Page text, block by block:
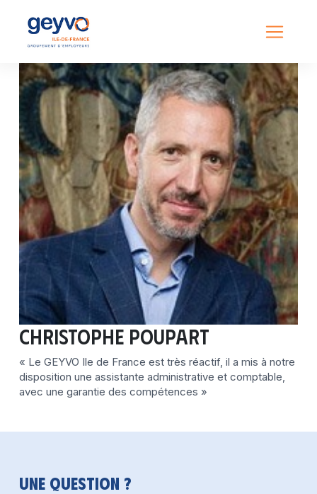
Christophe POUPART
« Le GEYVO Ile de France est très réactif, il a mis à notre
disposition une assistante administrative et comptable,
avec une garantie des compétences »
Une question ?